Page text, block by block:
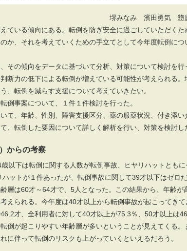
堺みなみ 濱田勇気 惣
ている傾向にある。転倒を防ぎ安全に過ごしていただくた
か、それを考えていくための手立てとして今年度転倒につ
その傾向をデータに基づいて分析、対策について検討を行
断力の低下による転倒が増えている可能性が考えられる。
、転倒を減らす支援について考えていきたい。
倒事案について、１件１件検討を行った。
て、年齢、性別、障害支援区分、薬の服薬状況、付き添い
、転倒した要因について詳しく解析を行い、対策を検討し
からの考察
以下は転倒に関する人数が転倒事故、ヒヤリハットともに
ットが１件あったが、転倒事故に関して39才以下はゼロ
層は60才～64才で、5人となった。この結果から、年齢が
えられる。今年度は40才以上から転倒事故が起こってきて
才、全利用者に対して40才以上が75.3％、50才以上は
倒が起こりやすい年齢層が多いということが見えてくる。
に伴って転倒のリスクも上がっていくといえるだろう。